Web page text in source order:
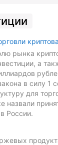
рынка
а
в силу 1
для
назвали
России.